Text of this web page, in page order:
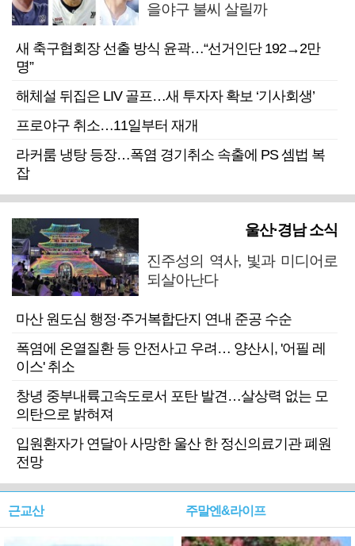
을야구 불씨 살릴까
새 축구협회장 선출 방식 윤곽…“선거인단 192→2만
명”
해체설 뒤집은 LIV 골프…새 투자자 확보 ‘기사회생’
프로야구 취소…11일부터 재개
라커룸 냉탕 등장…폭염 경기취소 속출에 PS 셈법 복
잡
울산·경남 소식
진주성의 역사, 빛과 미디어로
되살아난다
마산 원도심 행정·주거복합단지 연내 준공 수순
폭염에 온열질환 등 안전사고 우려… 양산시, '어필 레
이스' 취소
창녕 중부내륙고속도로서 포탄 발견…살상력 없는 모
의탄으로 밝혀져
입원환자가 연달아 사망한 울산 한 정신의료기관 폐원
전망
근교산 주말엔&라이프